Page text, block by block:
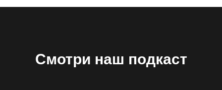
Смотри наш подкаст